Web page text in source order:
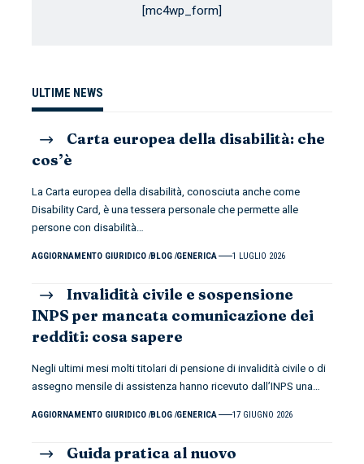
[mc4wp_form]
ULTIME NEWS
Carta europea della disabilità: che
cos’è
La Carta europea della disabilità, conosciuta anche come
Disability Card, è una tessera personale che permette alle
persone con disabilità…
AGGIORNAMENTO GIURIDICO BLOG GENERICA 1 LUGLIO 2026
Invalidità civile e sospensione
INPS per mancata comunicazione dei
redditi: cosa sapere
Negli ultimi mesi molti titolari di pensione di invalidità civile o di
assegno mensile di assistenza hanno ricevuto dall’INPS una…
AGGIORNAMENTO GIURIDICO BLOG GENERICA 17 GIUGNO 2026
Guida pratica al nuovo